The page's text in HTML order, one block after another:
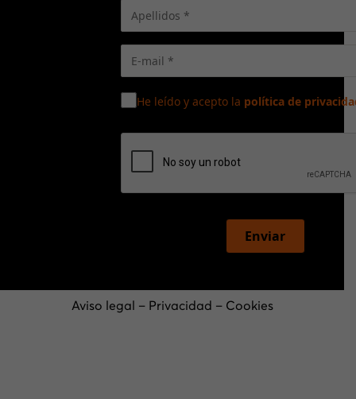
He leído y acepto la política de
Enviar
Aviso legal – Privacidad – Cookies